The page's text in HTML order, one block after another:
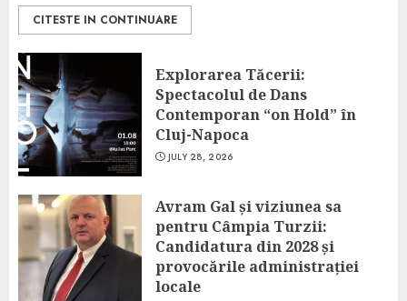
CITESTE IN CONTINUARE
Explorarea Tăcerii:
Spectacolul de Dans
Contemporan “on Hold” în
Cluj-Napoca
JULY 28, 2026
Avram Gal și viziunea sa
pentru Câmpia Turzii:
Candidatura din 2028 și
provocările administrației
locale